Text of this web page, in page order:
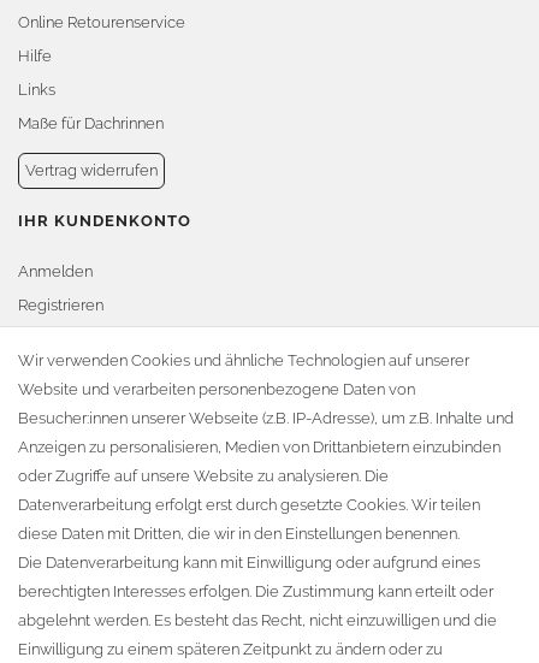
Online Retourenservice
Hilfe
Links
Maße für Dachrinnen
Vertrag widerrufen
IHR KUNDENKONTO
Anmelden
Registrieren
Warenkorb
Zur Kasse
KONTAKT
Fa. Steffen Jost
Söbrigener Weg 50
D-01796 Pirna
Telefon:+49 (0)3501 507295
info@dach-teufel.de
Wir verwenden Cookies und ähnliche Technologien auf unserer
Website und verarbeiten personenbezogene Daten von
Besucher:innen unserer Webseite (z.B. IP-Adresse), um z.B. Inhalte und
Anzeigen zu personalisieren, Medien von Drittanbietern einzubinden
oder Zugriffe auf unsere Website zu analysieren. Die
Datenverarbeitung erfolgt erst durch gesetzte Cookies. Wir teilen
diese Daten mit Dritten, die wir in den Einstellungen benennen.
Die Datenverarbeitung kann mit Einwilligung oder aufgrund eines
berechtigten Interesses erfolgen. Die Zustimmung kann erteilt oder
abgelehnt werden. Es besteht das Recht, nicht einzuwilligen und die
Einwilligung zu einem späteren Zeitpunkt zu ändern oder zu